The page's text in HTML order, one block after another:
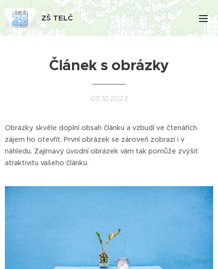
ZŠ TELČ
Článek s obrázky
05.10.2023
Obrázky skvěle doplní obsah článku a vzbudí ve čtenářích
zájem ho otevřít. První obrázek se zároveň zobrazí i v
náhledu. Zajímavý úvodní obrázek vám tak pomůže zvýšit
atraktivitu vašeho článku.